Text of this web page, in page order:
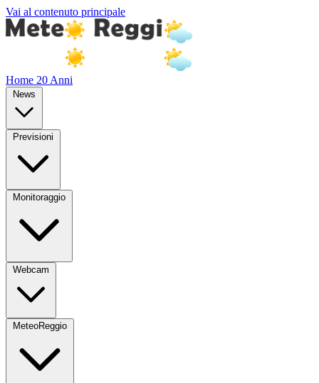
Vai al contenuto principale
Home 20 Anni
News
Previsioni
Monitoraggio
Webcam
MeteoReggio